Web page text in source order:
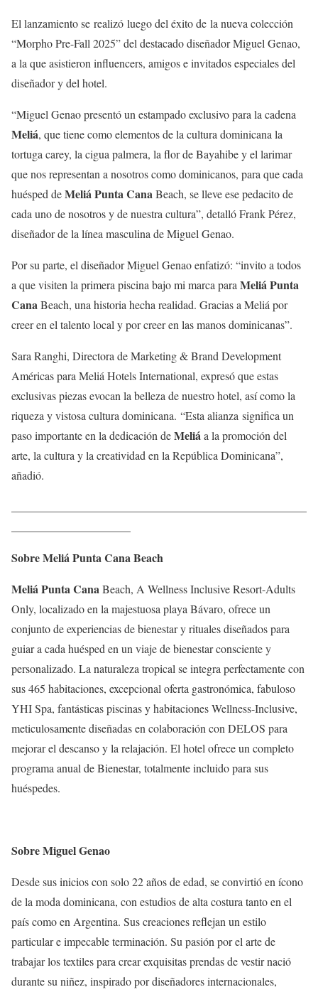
El lanzamiento se realizó luego del éxito de la nueva colección
“Morpho Pre-Fall 2025” del destacado diseñador Miguel Genao,
a la que asistieron influencers, amigos e invitados especiales del
diseñador y del hotel.
“Miguel Genao presentó un estampado exclusivo para la cadena
Meliá, que tiene como elementos de la cultura dominicana la
tortuga carey, la cigua palmera, la flor de Bayahibe y el larimar
que nos representan a nosotros como dominicanos, para que cada
huésped deMeliá Punta CanaBeach, se lleve ese pedacito de
cada uno de nosotros y de nuestra cultura”, detalló Frank Pérez,
diseñador de la línea masculina de Miguel Genao.
Por su parte, el diseñador Miguel Genao enfatizó: “invito a todos
a que visiten la primera piscina bajo mi marca para Meliá Punta
CanaBeach, una historia hecha realidad. Gracias a Meliá por
creer en el talento local y por creer en las manos dominicanas”.
Sara Ranghi, Directora de Marketing & Brand Development
Américas para Meliá Hotels International, expresó que estas
exclusivas piezas evocan la belleza de nuestro hotel, así como la
riqueza y vistosa cultura dominicana. “Esta alianza significa un
paso importante en la dedicación deMeliáa la promoción del
arte, la cultura y la creatividad en la República Dominicana”,
añadió.
Sobre Meliá Punta Cana Beach
Meliá Punta CanaBeach, A Wellness Inclusive Resort-Adults
Only, localizado en la majestuosa playa Bávaro, ofrece un
conjunto de experiencias de bienestar y rituales diseñados para
guiar a cada huésped en un viaje de bienestar consciente y
personalizado. La naturaleza tropical se integra perfectamente con
sus 465 habitaciones, excepcional oferta gastronómica, fabuloso
YHI Spa, fantásticas piscinas y habitaciones Wellness-Inclusive,
meticulosamente diseñadas en colaboración con DELOS para
mejorar el descanso y la relajación. El hotel ofrece un completo
programa anual de Bienestar, totalmente incluido para sus
huéspedes.
Sobre Miguel Genao
Desde sus inicios con solo 22 años de edad, se convirtió en ícono
de la moda dominicana, con estudios de alta costura tanto en el
país como en Argentina. Sus creaciones reflejan un estilo
particular e impecable terminación. Su pasión por el arte de
trabajar los textiles para crear exquisitas prendas de vestir nació
durante su niñez, inspirado por diseñadores internacionales,